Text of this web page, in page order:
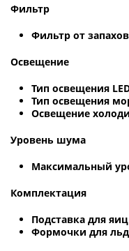
Фильтр
Фильтр от
Освещение
Тип освещения
Тип освещения
Освещение
Уровень шума
Максимальный
Комплектация
Подставка для
Формочки для